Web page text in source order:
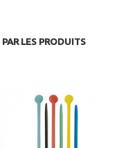
LES PRODUITS